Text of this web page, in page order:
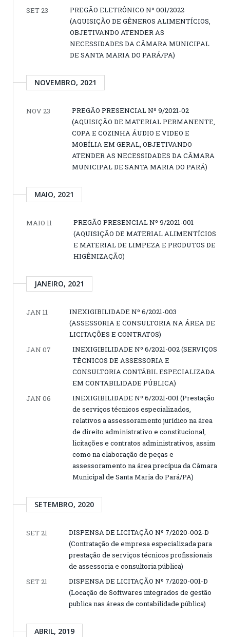
SET 23
PREGÃO ELETRÔNICO Nº 001/2022
(AQUISIÇÃO DE GÊNEROS ALIMENTÍCIOS,
OBJETIVANDO ATENDER AS
NECESSIDADES DA CÂMARA MUNICIPAL
DE SANTA MARIA DO PARÁ/PA)
NOVEMBRO, 2021
NOV 23
PREGÃO PRESENCIAL Nº 9/2021-02
(AQUISIÇÃO DE MATERIAL PERMANENTE,
COPA E COZINHA ÁUDIO E VIDEO E
MOBÍLIA EM GERAL, OBJETIVANDO
ATENDER AS NECESSIDADES DA CÂMARA
MUNICIPAL DE SANTA MARIA DO PARÁ)
MAIO, 2021
MAIO 11
PREGÃO PRESENCIAL Nº 9/2021-001
(AQUISIÇÃO DE MATERIAL ALIMENTÍCIOS
E MATERIAL DE LIMPEZA E PRODUTOS DE
HIGÊNIZAÇÃO)
JANEIRO, 2021
JAN 11
INEXIGIBILIDADE Nº 6/2021-003
(ASSESSORIA E CONSULTORIA NA ÁREA DE
LICITAÇÕES E CONTRATOS)
JAN 07
INEXIGIBILIDADE Nº 6/2021-002 (SERVIÇOS
TÉCNICOS DE ASSESSORIA E
CONSULTORIA CONTÁBIL ESPECIALIZADA
EM CONTABILIDADE PÚBLICA)
JAN 06
INEXIGIBILIDADE Nº 6/2021-001 (Prestação
de serviços técnicos especializados,
relativos a assessoramento jurídico na área
de direito administrativo e constitucional,
licitações e contratos administrativos, assim
como na elaboração de peças e
assessoramento na área precípua da Câmara
Municipal de Santa Maria do Pará/PA)
SETEMBRO, 2020
SET 21
DISPENSA DE LICITAÇÃO Nº 7/2020-002-D
(Contratação de empresa especializada para
prestação de serviços técnicos profissionais
de assessoria e consultoria pública)
SET 21
DISPENSA DE LICITAÇÃO Nº 7/2020-001-D
(Locação de Softwares integrados de gestão
publica nas áreas de contabilidade pública)
ABRIL, 2019